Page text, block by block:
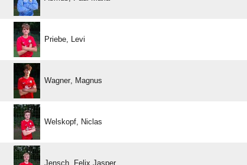
 
 
 
  